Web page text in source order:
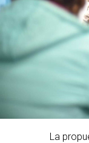
La